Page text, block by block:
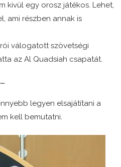
kivül egy orosz játékos. Lehet,
ami részben annak is
válogatott szövetségi
az Al Quadsiah csapatát.
legyen elsajátítani a
kell bemutatni.